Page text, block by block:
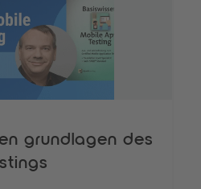
grundlagen des